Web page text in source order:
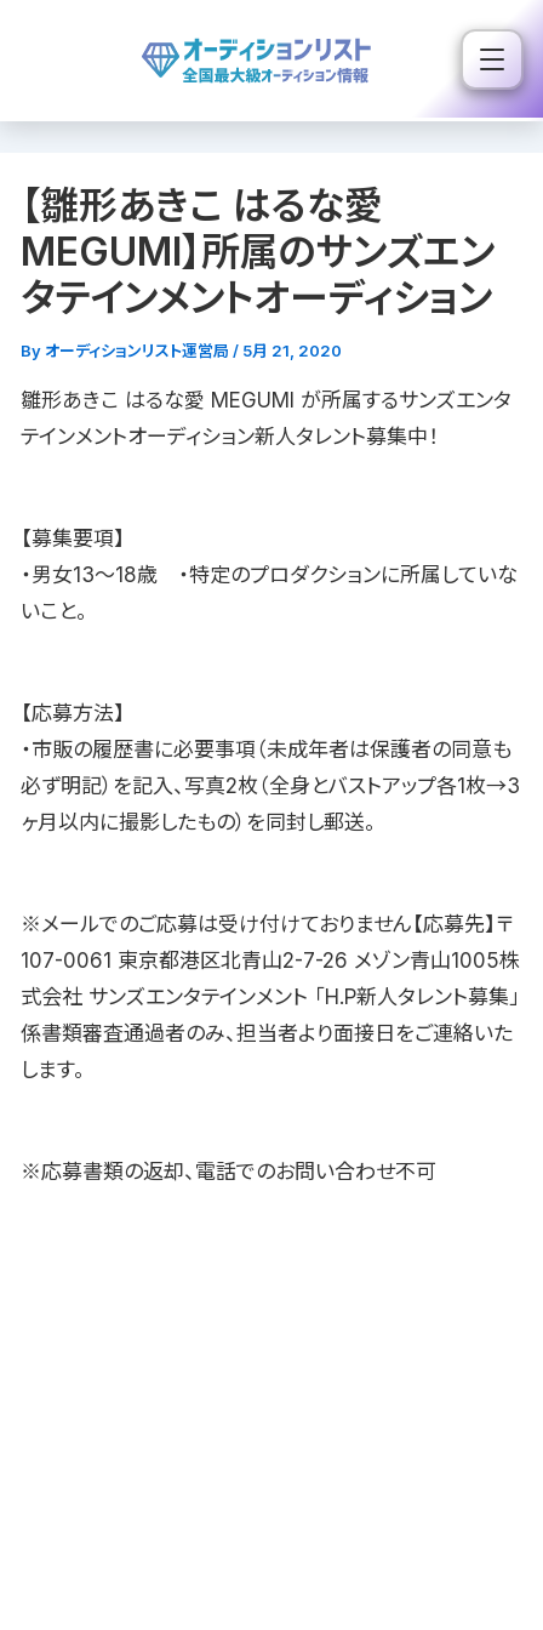
ス
【雛形あきこ はるな愛
MEGUMI】所属のサンズエン
タテインメントオーディション
By オーディションリスト運営局 / 5月 21, 2020
雛形あきこ はるな愛 MEGUMI が所属するサンズエンタ
テインメントオーディション新人タレント募集中！
【募集要項】
・男女13〜18歳 ・特定のプロダクションに所属していな
いこと。
【応募方法】
・市販の履歴書に必要事項（未成年者は保護者の同意も
必ず明記）を記入、写真2枚（全身とバストアップ各1枚→3
ヶ月以内に撮影したもの）を同封し郵送。
※メールでのご応募は受け付けておりません【応募先】〒
107-0061 東京都港区北青山2-7-26 メゾン青山1005株
式会社 サンズエンタテインメント 「H.P新人タレント募集」
係書類審査通過者のみ、担当者より面接日をご連絡いた
します。
※応募書類の返却、電話でのお問い合わせ不可